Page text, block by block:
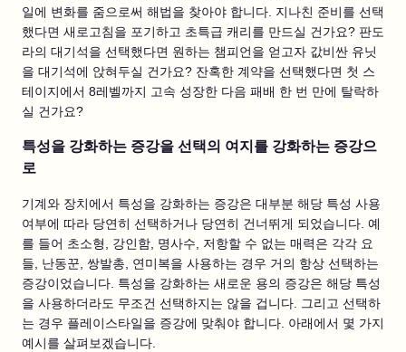
일에 변화를 줌으로써 해법을 찾아야 합니다. 지나친 준비를 선택
했다면 새로고침을 포기하고 초특급 캐리를 만드실 건가요? 판도
라의 대기석을 선택했다면 원하는 챔피언을 얻고자 값비싼 유닛
을 대기석에 앉혀두실 건가요? 잔혹한 계약을 선택했다면 첫 스
테이지에서 8레벨까지 고속 성장한 다음 패배 한 번 만에 탈락하
실 건가요?
특성을 강화하는 증강을 선택의 여지를 강화하는 증강으
로
기계와 장치에서 특성을 강화하는 증강은 대부분 해당 특성 사용
여부에 따라 당연히 선택하거나 당연히 건너뛰게 되었습니다. 예
를 들어 초소형, 강인함, 명사수, 저항할 수 없는 매력은 각각 요
들, 난동꾼, 쌍발총, 연미복을 사용하는 경우 거의 항상 선택하는
증강이었습니다. 특성을 강화하는 새로운 용의 증강은 해당 특성
을 사용하더라도 무조건 선택하지는 않을 겁니다. 그리고 선택하
는 경우 플레이스타일을 증강에 맞춰야 합니다. 아래에서 몇 가지
예시를 살펴보겠습니다.